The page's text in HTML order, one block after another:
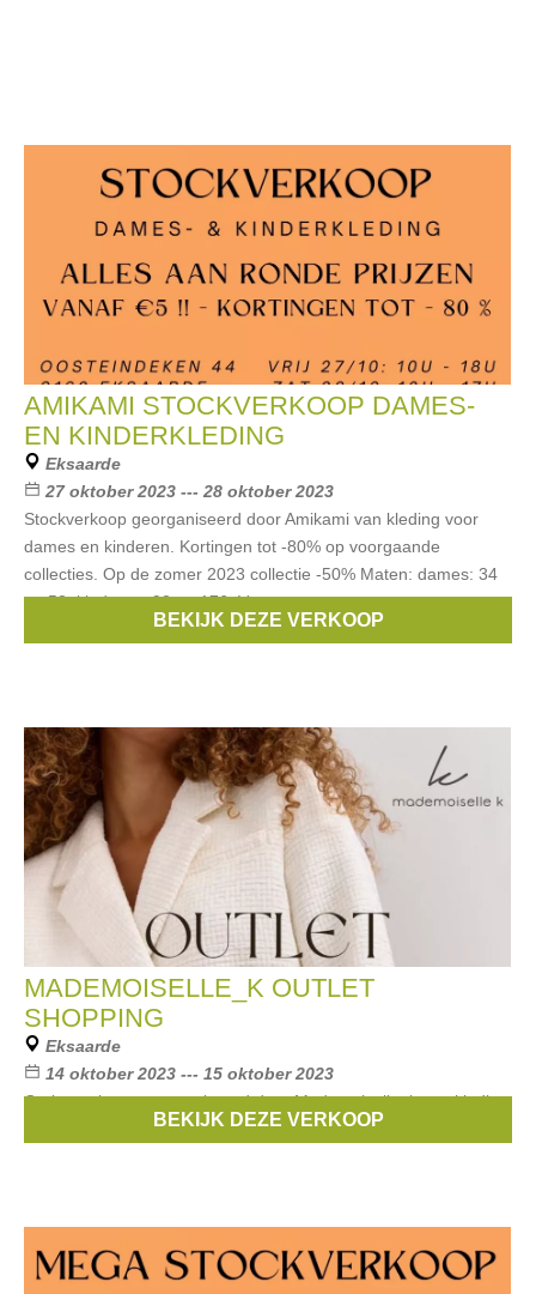
AMIKAMI STOCKVERKOOP DAMES-
EN KINDERKLEDING
Eksaarde
27 oktober 2023 --- 28 oktober 2023
Stockverkoop georganiseerd door Amikami van kleding voor
dames en kinderen. Kortingen tot -80% op voorgaande
collecties. Op de zomer 2023 collectie -50% Maten: dames: 34
tot 52, kinderen: 92 tot 176. Voor
,Vila,Ichi ,Stones & Bones,
BEKIJK DEZE VERKOOP
MADEMOISELLE_K OUTLET
SHOPPING
Eksaarde
14 oktober 2023 --- 15 oktober 2023
Outlet verkoop georganiseerd door Mademoiselle_k van kleding
voor dames. Kortingen tot -70%BEKIJK DEZE VERKOOP